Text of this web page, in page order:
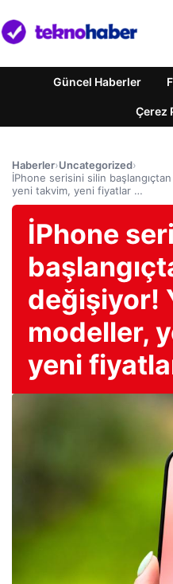
Güncel Haberler
Çerez
Haberler›Uncategorized›
İPhone serisini silin
yeni takvim, yeni fiyatlar …
İPhone
değişiyor!
modeller,
yeni